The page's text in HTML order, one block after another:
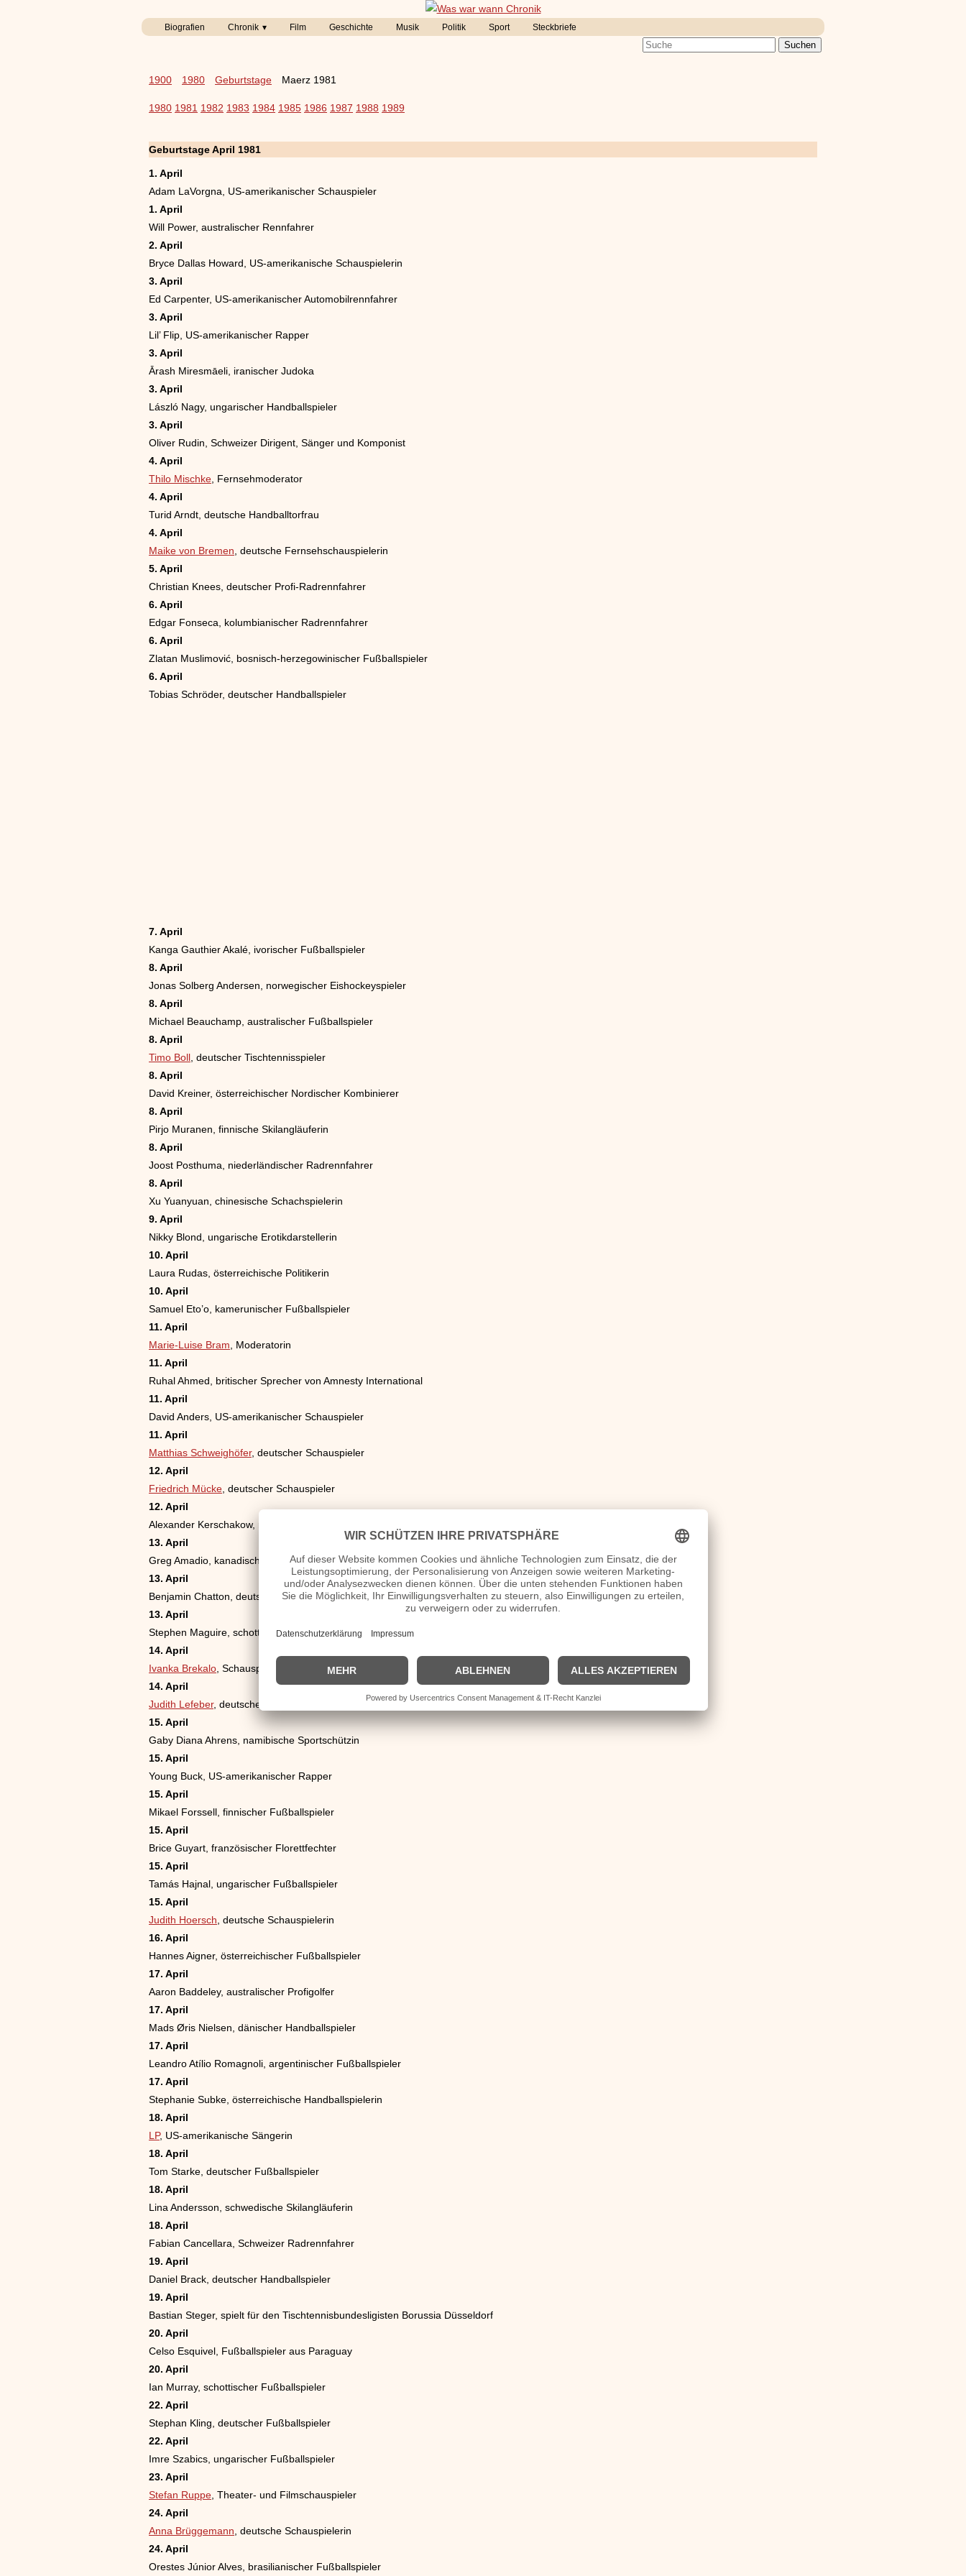
Biografien Chronik Film Geschichte Musik Politik Sport Steckbriefe
1900 1980 Geburtstage Maerz 1981
1980 1981 1982 1983 1984 1985 1986 1987 1988 1989
Geburtstage April 1981
1. April
Adam LaVorgna, US-amerikanischer Schauspieler
1. April
Will Power, australischer Rennfahrer
2. April
Bryce Dallas Howard, US-amerikanische Schauspielerin
3. April
Ed Carpenter, US-amerikanischer Automobilrennfahrer
3. April
Lil’ Flip, US-amerikanischer Rapper
3. April
Ārash Miresmāeli, iranischer Judoka
3. April
László Nagy, ungarischer Handballspieler
3. April
Oliver Rudin, Schweizer Dirigent, Sänger und Komponist
4. April
Thilo Mischke , Fernsehmoderator
4. April
Turid Arndt, deutsche Handballtorfrau
4. April
Maike von Bremen , deutsche Fernsehschauspielerin
5. April
Christian Knees, deutscher Profi-Radrennfahrer
6. April
Edgar Fonseca, kolumbianischer Radrennfahrer
6. April
Zlatan Muslimović, bosnisch-herzegowinischer Fußballspieler
6. April
Tobias Schröder, deutscher Handballspieler
7. April
Kanga Gauthier Akalé, ivorischer Fußballspieler
8. April
Jonas Solberg Andersen, norwegischer Eishockeyspieler
8. April
Michael Beauchamp, australischer Fußballspieler
8. April
Timo Boll , deutscher Tischtennisspieler
8. April
David Kreiner, österreichischer Nordischer Kombinierer
8. April
Pirjo Muranen, finnische Skilangläuferin
8. April
Joost Posthuma, niederländischer Radrennfahrer
8. April
Xu Yuanyuan, chinesische Schachspielerin
9. April
Nikky Blond, ungarische Erotikdarstellerin
10. April
Laura Rudas, österreichische Politikerin
10. April
Samuel Eto’o, kamerunischer Fußballspieler
11. April
Marie-Luise Bram , Moderatorin
11. April
Ruhal Ahmed, britischer Sprecher von Amnesty International
11. April
David Anders, US-amerikanischer Schauspieler
11. April
Matthias Schweighöfer, deutscher Schauspieler
12. April
Friedrich Mücke , deutscher Schauspieler
12. April
Alexander Kerschakow, russischer Fußballspieler
13. April
Greg Amadio, kanadischer Eishockeyspieler
13. April
Benjamin Chatton, deutscher Handballspieler und -manager
13. April
Stephen Maguire, schottischer Snookerspieler
14. April
Ivanka Brekalo , Schauspielerin
14. April
Judith Lefeber, deutsche Sängerin
15. April
Gaby Diana Ahrens, namibische Sportschützin
15. April
Young Buck, US-amerikanischer Rapper
15. April
Mikael Forssell, finnischer Fußballspieler
15. April
Brice Guyart, französischer Florettfechter
15. April
Tamás Hajnal, ungarischer Fußballspieler
15. April
Judith Hoersch , deutsche Schauspielerin
16. April
Hannes Aigner, österreichischer Fußballspieler
17. April
Aaron Baddeley, australischer Profigolfer
17. April
Mads Øris Nielsen, dänischer Handballspieler
17. April
Leandro Atílio Romagnoli, argentinischer Fußballspieler
17. April
Stephanie Subke, österreichische Handballspielerin
18. April
LP, US-amerikanische Sängerin
18. April
Tom Starke, deutscher Fußballspieler
18. April
Lina Andersson, schwedische Skilangläuferin
18. April
Fabian Cancellara, Schweizer Radrennfahrer
19. April
Daniel Brack, deutscher Handballspieler
19. April
Bastian Steger, spielt für den Tischtennisbundesligisten Borussia Düsseldorf
20. April
Celso Esquivel, Fußballspieler aus Paraguay
20. April
Ian Murray, schottischer Fußballspieler
22. April
Stephan Kling, deutscher Fußballspieler
22. April
Imre Szabics, ungarischer Fußballspieler
23. April
Stefan Ruppe , Theater- und Filmschauspieler
24. April
Anna Brüggemann , deutsche Schauspielerin
24. April
Orestes Júnior Alves, brasilianischer Fußballspieler